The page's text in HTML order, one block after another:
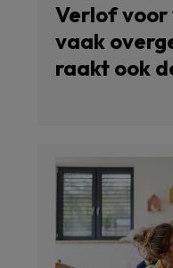
Verlof
vaak
raakt ook